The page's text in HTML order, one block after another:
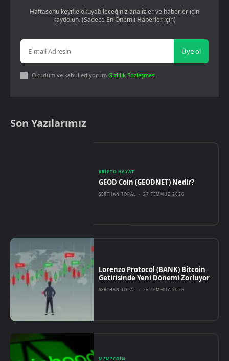
Haftasonu keyifle okuyabileceğiniz analizler ve haberler için
kaydolun. (Sadece En Önemli Haberler için)
Üye ol
Okudum ve kabul ediyorum Gizlilik Sözleşmesi.
Son Yazılarımız
KRIPTO HAYAT
GEOD Coin (GEODNET) Nedir?
SERTHAN TOPAL - 27 TEMMUZ 2026
Lorenzo Protocol (BANK) Bitcoin
Getirisinde Yeni Dönemi Zorluyor
SERTHAN TOPAL - 26 TEMMUZ 2026
MEMECOIN